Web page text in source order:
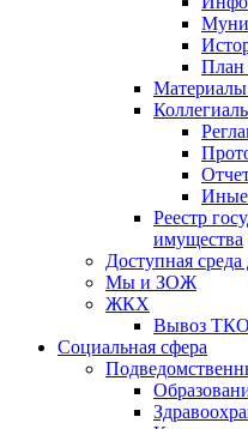
План
Иные
Реестр
имущества
Доступная
Мы и ЗОЖ
ЖКХ
Вывоз ТКО
Социальная сфера